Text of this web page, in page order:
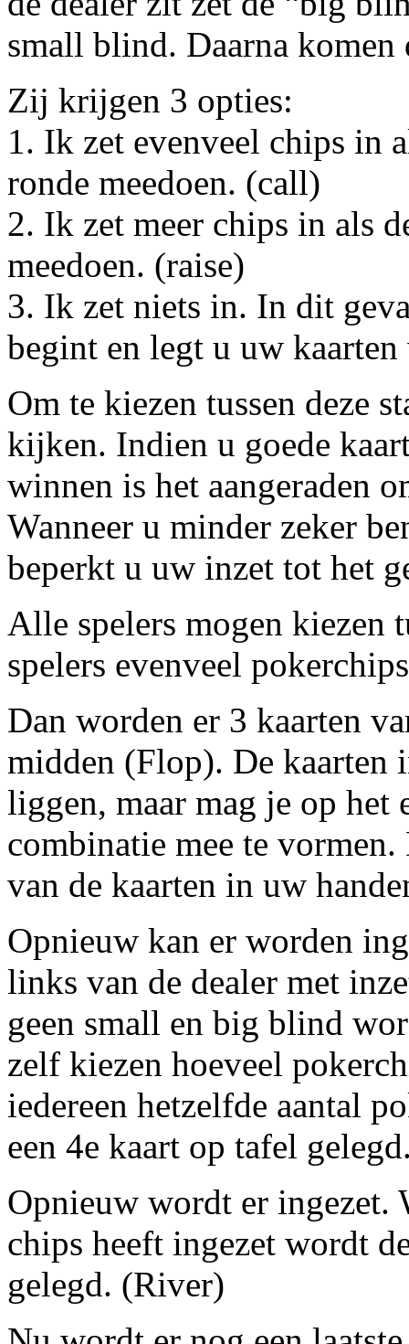
small blind. Daarna komen
Zij krijgen 3 opties:
1. Ik zet evenveel chips in
ronde meedoen. (call)
2. Ik zet meer chips in als
meedoen. (raise)
3. Ik zet niets in. In dit
begint en legt u uw
Om te kiezen tussen deze
kijken. Indien u goede
winnen is het aangeraden
Wanneer u minder zeker
beperkt u uw inzet tot het
Alle spelers mogen kiezen
spelers evenveel
Dan worden er 3 kaarten
midden (Flop). De kaarten
liggen, maar mag je op het
combinatie mee te
van de kaarten in uw
Opnieuw kan er worden
links van de dealer met
geen small en big blind
zelf kiezen hoeveel
iedereen hetzelfde aantal
een 4e kaart op tafel
Opnieuw wordt er ingezet.
chips heeft ingezet wordt
gelegd. (River)